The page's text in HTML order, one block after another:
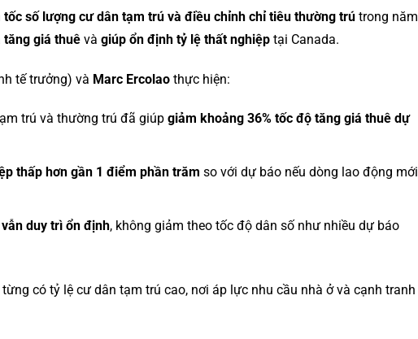
tốc số lượng cư dân tạm trú và điều chỉnh chỉ tiêu thường trú trong năm
giá thuê và giúp ổn định tỷ lệ thất nghiệp tại Canada.
tế trưởng) và Marc Ercolao thực hiện:
trú và thường trú đã giúp giảm khoảng 36% tốc độ tăng giá thuê dự
thấp hơn gần 1 điểm phần trăm so với dự báo nếu dòng lao động mới
duy trì ổn định, không giảm theo tốc độ dân số như nhiều dự báo
có tỷ lệ cư dân tạm trú cao, nơi áp lực nhu cầu nhà ở và cạnh tranh